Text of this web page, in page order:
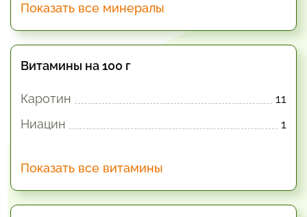
Показать все минералы
Витамины на 100 г
Каротин
11
Ниацин
1
Показать все витамины